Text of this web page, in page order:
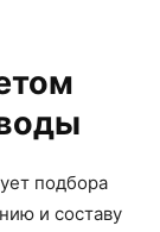
подбора
и составу